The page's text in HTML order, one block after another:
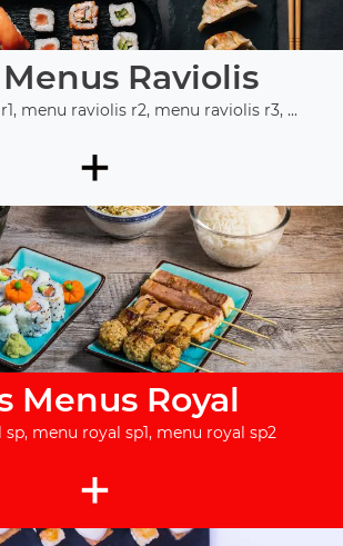
Raviolis
menu raviolis r2, menu raviolis r3, ...
+
Menus Royal
menu royal sp1, menu royal sp2
+